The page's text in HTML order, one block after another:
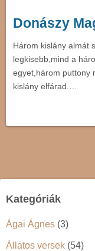
Donászy
Három kislány almát
legkisebb,mind a
egyet,három puttony
kislány elfárad.…
Kategóriák
Ágai Ágnes (3)
Állatos versek (54)